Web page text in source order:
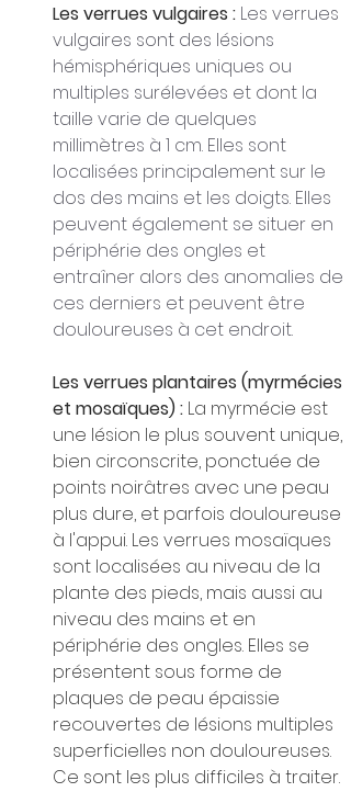
Les verrues vulgaires : Les verrues
vulgaires sont des lésions
hémisphériques uniques ou
multiples surélevées et dont la
taille varie de quelques
millimètres à 1 cm. Elles sont
localisées principalement sur le
dos des mains et les doigts. Elles
peuvent également se situer en
périphérie des ongles et
entraîner alors des anomalies de
ces derniers et peuvent être
douloureuses à cet endroit.
Les verrues plantaires (myrmécies
et mosaïques) : La myrmécie est
une lésion le plus souvent unique,
bien circonscrite, ponctuée de
points noirâtres avec une peau
plus dure, et parfois douloureuse
à l'appui. Les verrues mosaïques
sont localisées au niveau de la
plante des pieds, mais aussi au
niveau des mains et en
périphérie des ongles. Elles se
présentent sous forme de
plaques de peau épaissie
recouvertes de lésions multiples
superficielles non douloureuses.
Ce sont les plus difficiles à traiter.